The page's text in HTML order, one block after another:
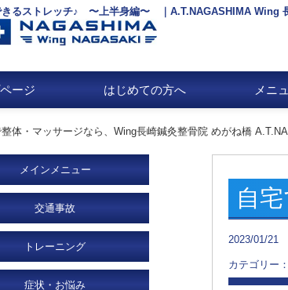
きるストレッチ♪ 〜上半身編〜 ｜A.T.NAGASHIMA Wing
ージ はじめての方へ メニ
体・マッサージなら、Wing長崎鍼灸整骨院 めがね橋
自
2023/01/21
カテゴリー
メインメニュー
交通事故
トレーニング
症状・お悩み